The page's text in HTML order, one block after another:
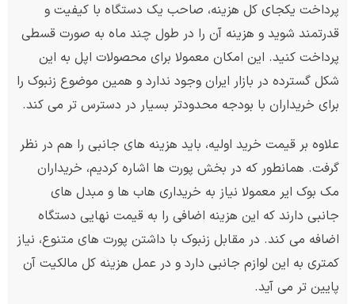
پرداخت یکجای کل هزینه، صاحب یک دستگاه با کیفیت و
قدرتمند شوید و هزینه آن را در طول چند ماه به صورت قسطی
پرداخت کنید. این امکان معمولا برای محصولات اپل به این
شکل گسترده در بازار ایران وجود ندارد و همین موضوع زنبوک را
برای خریداران با بودجه محدودتر بسیار در دسترس تر می کند.
علاوه بر قیمت خرید اولیه، باید هزینه های جانبی را هم در نظر
گرفت. همانطور که در بخش پورت ها اشاره کردیم، خریداران
مک بوک ایر معمولا نیاز به خریداری هاب ها و مبدل های
جانبی دارند که این هزینه اضافی را به قیمت نهایی دستگاه
اضافه می کند. در مقابل زنبوک با داشتن پورت های متنوع، نیاز
کمتری به این لوازم جانبی دارد و در عمل هزینه کل مالکیت آن
پایین تر می آید.